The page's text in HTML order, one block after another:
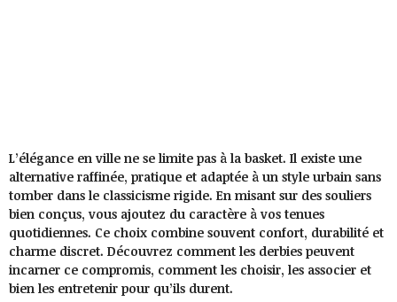
L’élégance en ville ne se limite pas à la basket. Il existe une
alternative raffinée, pratique et adaptée à un style urbain sans
tomber dans le classicisme rigide. En misant sur des souliers
bien conçus, vous ajoutez du caractère à vos tenues
quotidiennes. Ce choix combine souvent confort, durabilité et
charme discret. Découvrez comment les derbies peuvent
incarner ce compromis, comment les choisir, les associer et
bien les entretenir pour qu’ils durent.